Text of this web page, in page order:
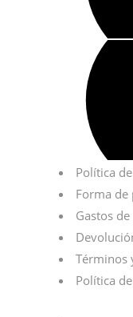
Política
Forma de
Gastos
Términos
Política